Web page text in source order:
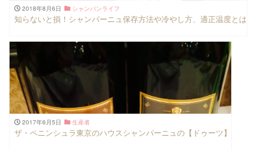
2018年8月6日 シャンパンライフ
知らないと損！シャンパーニュ保存方法や冷やし方、適正温度とは
2017年6月5日 生産者
ザ・ペニンシュラ東京のハウスシャンパーニュの【ドゥーツ】